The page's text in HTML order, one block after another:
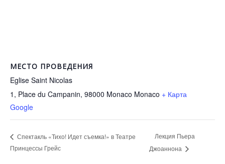
МЕСТО ПРОВЕДЕНИЯ
Eglise Saint Nicolas
1, Place du Campanin, 98000 Monaco Monaco + Карта
Google
Спектакль «Тихо! Идет съемка!» в Театре
Принцессы Грейс
Лекция Пьера
Джоаннона